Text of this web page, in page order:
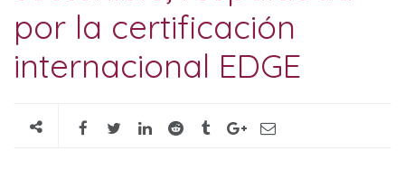
por la certificación
internacional EDGE